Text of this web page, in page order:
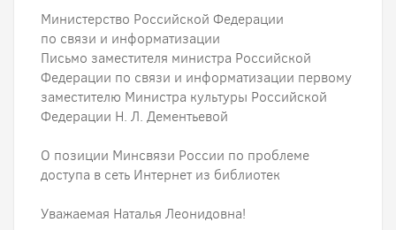
Министерство Российской Федерации
по связи и информатизации
Письмо заместителя министра Российской
Федерации по связи и информатизации первому
заместителю Министра культуры Российской
Федерации Н. Л. Дементьевой
О позиции Минсвязи России по проблеме
доступа в сеть Интернет из библиотек
Уважаемая Наталья Леонидовна!